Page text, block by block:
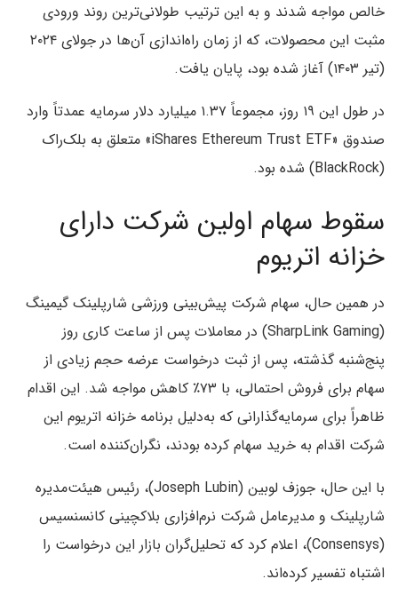
خالص مواجه شدند و به این ترتیب طولانی‌ترین روند ورودی
مثبت این محصولات، که از زمان راه‌اندازی آن‌ها در جولای ۲۰۲۴
(تیر ۱۴۰۳) آغاز شده بود، پایان یافت.
در طول این ۱۹ روز، مجموعاً ۱.۳۷ میلیارد دلار سرمایه عمدتاً وارد
صندوق «iShares Ethereum Trust ETF» متعلق به بلک‌راک
(BlackRock) شده بود.
سقوط سهام اولین شرکت دارای
خزانه اتریوم
در همین حال، سهام شرکت پیش‌بینی ورزشی شارپلینک گیمینگ
(SharpLink Gaming) در معاملات پس از ساعت کاری روز
پنج‌شنبه گذشته، پس از ثبت درخواست عرضه حجم زیادی از
سهام برای فروش احتمالی، با ۷۳٪ کاهش مواجه شد. این اقدام
ظاهراً برای سرمایه‌گذارانی که به‌دلیل برنامه خزانه اتریوم این
شرکت اقدام به خرید سهام کرده بودند، نگران‌کننده است.
با این حال، جوزف لوبین (Joseph Lubin)، رئیس هیئت‌مدیره
شارپلینک و مدیرعامل شرکت نرم‌افزاری بلاکچینی کانسنسیس
(Consensys)، اعلام کرد که تحلیل‌گران بازار این درخواست را
اشتباه تفسیر کرده‌اند.